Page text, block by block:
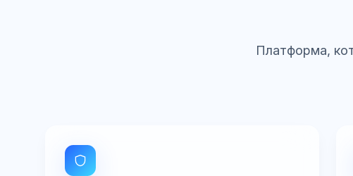
Платформа,